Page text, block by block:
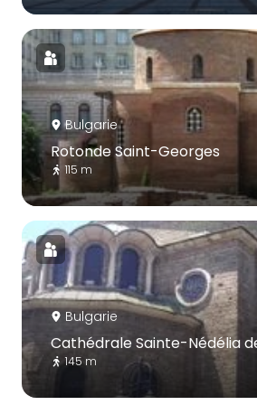
Bulgarie
Rotonde Saint-Georges
115 m
Bulgarie
Cathédrale Sainte-Nédélia
145 m